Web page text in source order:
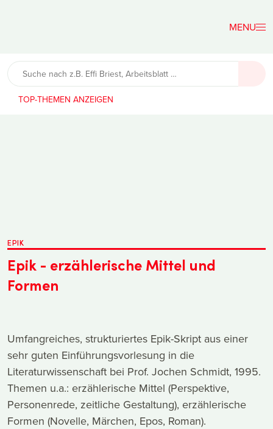
Lehrerfreund
TOP-THEMEN
EPIK
Epik - erzählerische Mittel und
Formen
Umfangreiches, strukturiertes Epik-Skript aus einer
sehr guten Einführungsvorlesung in die
Literaturwissenschaft bei Prof. Jochen Schmidt, 1995.
Themen u.a.: erzählerische Mittel (Perspektive,
Personenrede, zeitliche Gestaltung), erzählerische
Formen (Novelle, Märchen, Epos, Roman).